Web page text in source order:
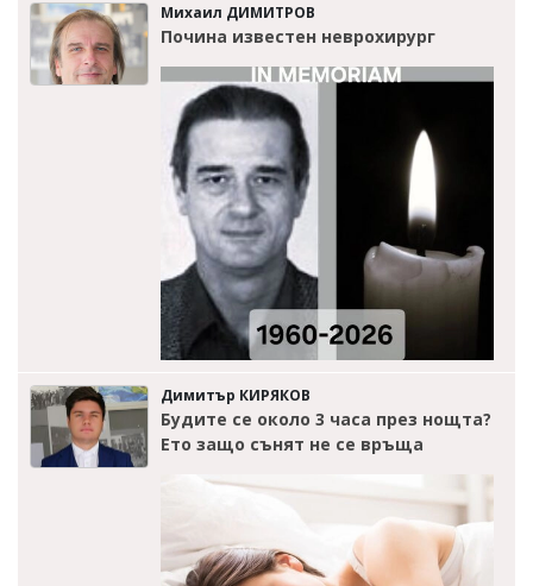
Михаил ДИМИТРОВ
Почина известен неврохирург
Димитър КИРЯКОВ
Будите се около 3 часа през нощта?
Ето защо сънят не се връща